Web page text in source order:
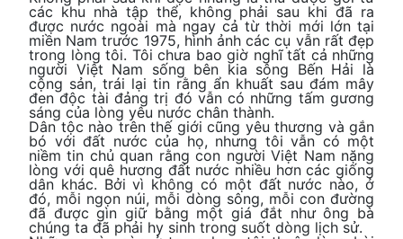
các khu nhà tập thể, không phải sau khi đã ra
được nước ngoài mà ngay cả từ thời mới lớn tại
miền Nam trước 1975, hình ảnh các cụ vẫn rất đẹp
trong lòng tôi. Tôi chưa bao giờ nghĩ tất cả những
người Việt Nam sống bên kia sông Bến Hải là
cộng sản, trái lại tin rằng ẩn khuất sau đám mây
đen độc tài đảng trị đó vẫn có những tấm gương
sáng của lòng yêu nước chân thành.
Dân tộc nào trên thế giới cũng yêu thương và gắn
bó với đất nước của họ, nhưng tôi vẫn có một
niềm tin chủ quan rằng con người Việt Nam nặng
lòng với quê hương đất nước nhiều hơn các giống
dân khác. Bởi vì không có một đất nước nào, ở
đó, mỗi ngọn núi, mỗi dòng sông, mỗi con đường
đã được gìn giữ bằng một giá đắt như ông bà
chúng ta đã phải hy sinh trong suốt dòng lịch sử.